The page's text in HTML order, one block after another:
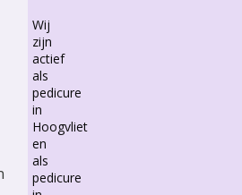
Wij
zijn
actief
als
pedicure
in
Hoogvliet
en
als
pedicure